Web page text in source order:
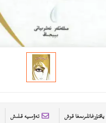
ياقتۇرغانلىرىمغا قوش تەۋسىيە قىلىش